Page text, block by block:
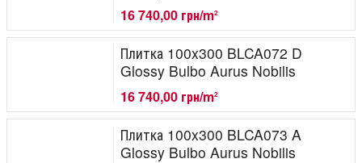
16 740,00 грн/m2
Плитка 100x300 BLCA072 D
Glossy Bulbo Aurus Nobilis
16 740,00 грн/m2
Плитка 100x300 BLCA073 A
Glossy Bulbo Aurus Nobilis